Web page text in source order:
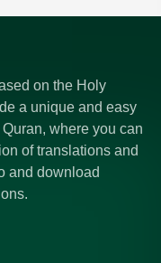
on the Holy
a unique and easy
where you can
of translations and
and download